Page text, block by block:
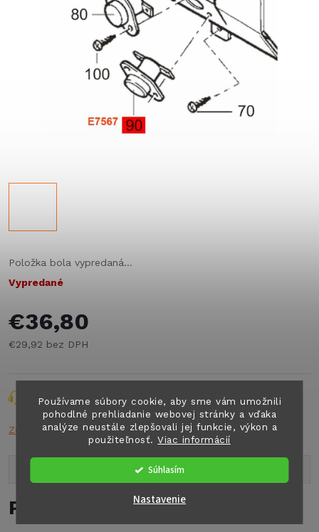
Používame súbory cookie, aby sme vám umožnili
pohodlné prehliadanie webovej stránky a vďaka
analýze neustále zlepšovali jej funkcie, výkon a
použiteľnosť.Viac informácií
Súhlasím
Nastavenie
Položka bola vypredaná…
Vypredané
€36,80
€29,92 bez DPH
Opýtať sa
Značka:TRUMA
Podrobný popis